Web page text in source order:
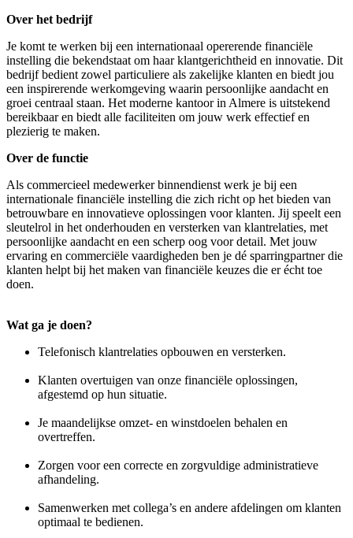
Over het bedrijf
Je komt te werken bij een internationaal opererende financiële
instelling die bekendstaat om haar klantgerichtheid en innovatie. Dit
bedrijf bedient zowel particuliere als zakelijke klanten en biedt jou
een inspirerende werkomgeving waarin persoonlijke aandacht en
groei centraal staan. Het moderne kantoor in Almere is uitstekend
bereikbaar en biedt alle faciliteiten om jouw werk effectief en
plezierig te maken.
Over de functie
Als commercieel medewerker binnendienst werk je bij een
internationale financiële instelling die zich richt op het bieden van
betrouwbare en innovatieve oplossingen voor klanten. Jij speelt een
sleutelrol in het onderhouden en versterken van klantrelaties, met
persoonlijke aandacht en een scherp oog voor detail. Met jouw
ervaring en commerciële vaardigheden ben je dé sparringpartner die
klanten helpt bij het maken van financiële keuzes die er écht toe
doen.
Wat ga je doen?
Telefonisch klantrelaties opbouwen en versterken.
Klanten overtuigen van onze financiële oplossingen,
afgestemd op hun situatie.
Je maandelijkse omzet- en winstdoelen behalen en
overtreffen.
Zorgen voor een correcte en zorgvuldige administratieve
afhandeling.
Samenwerken met collega’s en andere afdelingen om klanten
optimaal te bedienen.